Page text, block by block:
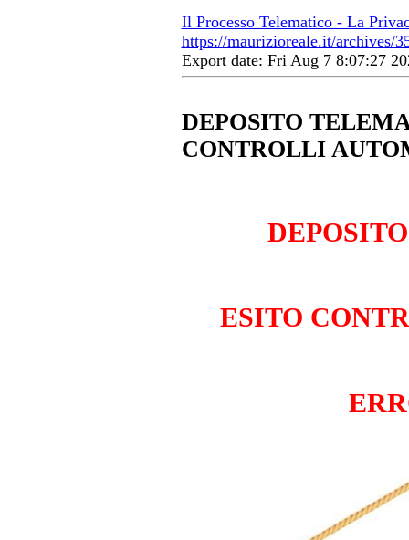
Il Processo Telematico - La
https://maurizioreale.it/archives/
Export date: Fri Aug 7 8:07:27
DEPOSITO
CONTROLLI
ESITO